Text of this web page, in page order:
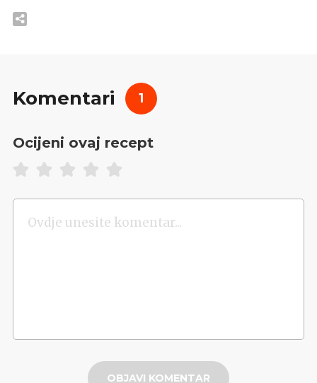
Komentari 1
Ocijeni ovaj recept
OBJAVI KOMENTAR